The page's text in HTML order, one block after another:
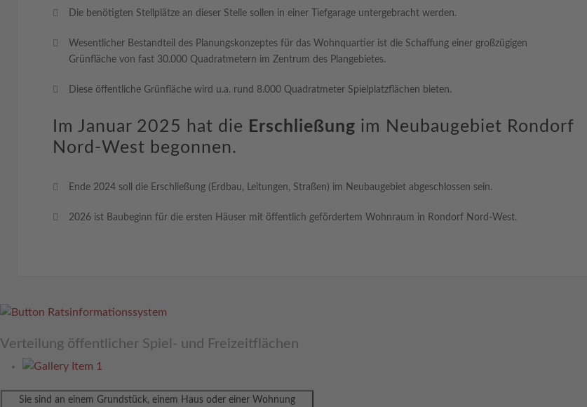
Die benötigten Stellplätze an dieser Stelle sollen in einer Tiefgarage untergebracht werden.
Wesentlicher Bestandteil des Planungskonzeptes für das Wohnquartier ist die Schaffung einer großzügigen
Grünfläche von fast 30.000 Quadratmetern im Zentrum des Plangebietes.
Diese öffentliche Grünfläche wird u.a. rund 8.000 Quadratmeter Spielplatzflächen bieten.
Im Januar 2025 hat die Erschließung im Neubaugebiet Rondorf
Nord-West begonnen.
Ende 2024 soll die Erschließung (Erdbau, Leitungen, Straßen) im Neubaugebiet abgeschlossen sein.
2026 ist Baubeginn für die ersten Häuser mit öffentlich gefördertem Wohnraum in Rondorf Nord-West.
Verteilung öffentlicher Spiel- und Freizeitflächen
Sie sind an einem Grundstück, einem Haus oder einer Wohnung